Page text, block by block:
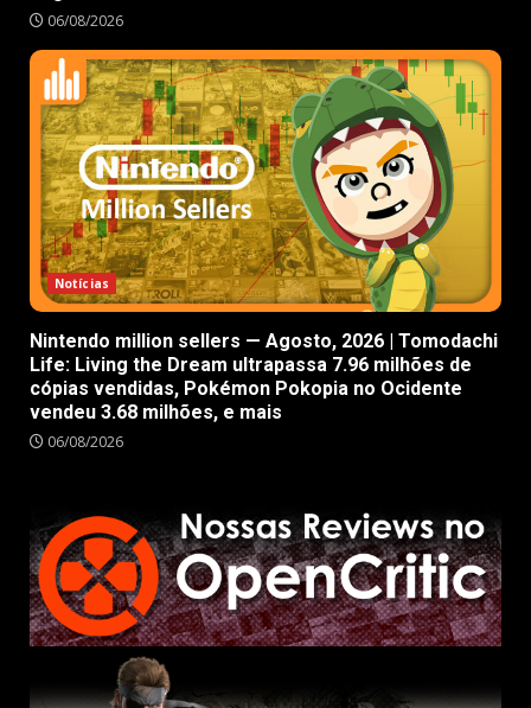
06/08/2026
Notícias
Nintendo million sellers — Agosto, 2026 | Tomodachi
Life: Living the Dream ultrapassa 7.96 milhões de
cópias vendidas, Pokémon Pokopia no Ocidente
vendeu 3.68 milhões, e mais
06/08/2026